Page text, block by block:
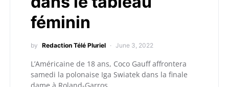
féminin
by Redaction Télé Pluriel June 3, 2022
L’Américaine de 18 ans, Coco Gauff affrontera
samedi la polonaise Iga Swiatek dans la finale